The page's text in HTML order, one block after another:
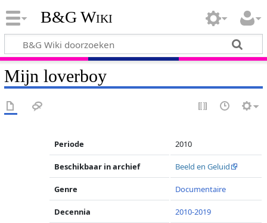
B&G Wiki
Mijn loverboy
Periode 2010
Beschikbaar in archief Beeld en Geluid
Genre Documentaire
Decennia 2010-2019